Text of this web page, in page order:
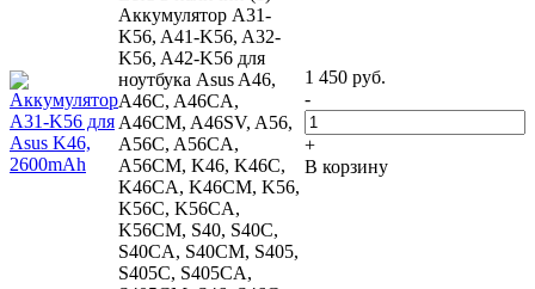
Аккумулятор A31-
K56, A41-K56, A32-
K56, A42-K56 для
ноутбука Asus A46,
A46C, A46CA,
A46CM, A46SV, A56,
A56C, A56CA,
A56CM, K46, K46C,
K46CA, K46CM, K56,
K56C, K56CA,
K56CM, S40, S40C,
S40CA, S40CM, S405,
S405C, S405CA,
1 450 руб.
-
+
В корзину